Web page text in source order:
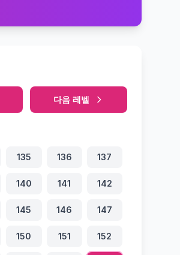
다음 레벨
135 136 137
140 141 142
145 146 147
150 151 152